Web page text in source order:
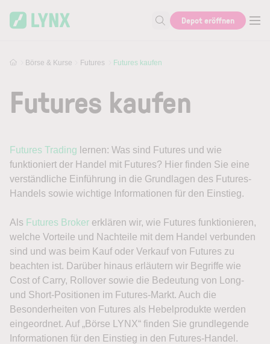
Suche nach Aktie, Autor...
Depot eröffnen
Börse & Kurse Futures Futures kaufen
Futures kaufen
Futures Trading lernen: Was sind Futures und wie
funktioniert der Handel mit Futures? Hier finden Sie eine
verständliche Einführung in die Grundlagen des Futures-
Handels sowie wichtige Informationen für den Einstieg.
Als Futures Broker erklären wir, wie Futures funktionieren,
welche Vorteile und Nachteile mit dem Handel verbunden
sind und was beim Kauf oder Verkauf von Futures zu
beachten ist. Darüber hinaus erläutern wir Begriffe wie
Cost of Carry, Rollover sowie die Bedeutung von Long-
und Short-Positionen im Futures-Markt. Auch die
Besonderheiten von Futures als Hebelprodukte werden
eingeordnet. Auf „Börse LYNX“ finden Sie grundlegende
Informationen für den Einstieg in den Futures-Handel.